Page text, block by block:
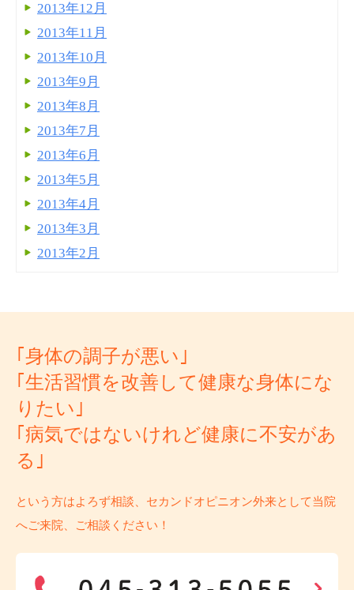
2013年12月
2013年11月
2013年10月
2013年9月
2013年8月
2013年7月
2013年6月
2013年5月
2013年4月
2013年3月
2013年2月
｢身体の調子が悪い｣
｢生活習慣を改善して健康な身体にな
りたい｣
｢病気ではないけれど健康に不安があ
る｣
という方はよろず相談、セカンドオピニオン外来として当院
へご来院、ご相談ください！